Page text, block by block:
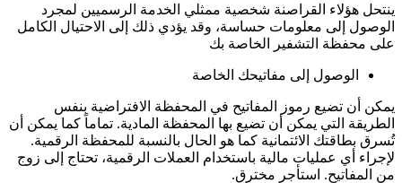
ينتحل هؤلاء القراصنة شخصية ممثلي الخدمة الرسميين لمجرد
الوصول إلى معلومات حساسة، وقد يؤدي ذلك إلى الاحتيال الكامل
على محفظة التشفير الخاصة بك
الوصول إلى مفاتيحك الخاصة
يمكن أن تضيع رموز المفاتيح في المحفظة الافتراضية بنفس
الطريقة التي يمكن أن تضيع بها المحفظة المادية. تماماً كما يمكن أن
تُسرق بطاقتك الائتمانية كما هو الحال بالنسبة للمحفظة الرقمية.
لإجراء أي عمليات مالية باستخدام العملات الرقمية، تحتاج إلى زوج
من المفاتيح. استأجر مخترق.